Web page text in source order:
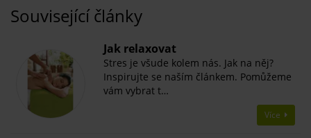
Související články
Jak relaxovat
Stres je všude kolem nás. Jak na něj?
Inspirujte se naším článkem. Pomůžeme
vám vybrat t…
Více